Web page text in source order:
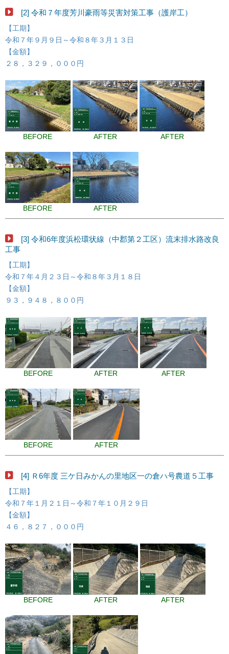
[2] 令和７年度芳川豪雨等災害対策工事（護岸工）
【工期】
令和７年９月９日～令和８年３月１３日
【金額】
２８，３２９，０００円
BEFORE AFTER AFTER
BEFORE AFTER
[3] 令和6年度浜松環状線（中郡第２工区）流末排水路改良
工事
【工期】
令和７年４月２３日～令和８年３月１８日
【金額】
９３，９４８，８００円
BEFORE AFTER AFTER
BEFORE AFTER
[4] Ｒ6年度 三ケ日みかんの里地区一の倉ハ号農道５工事
【工期】
令和７年１月２１日～令和７年１０月２９日
【金額】
４６，８２７，０００円
BEFORE AFTER AFTER